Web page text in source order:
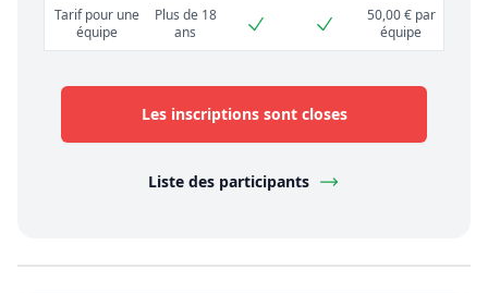
Tarif pour une
équipe
Plus de 18
ans
50,00 € par
équipe
Les inscriptions sont closes
Liste des participants